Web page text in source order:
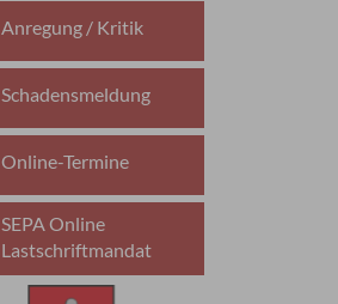
Anregung / Kritik
Schadensmeldung
Online-Termine
SEPA Online
Lastschriftmandat